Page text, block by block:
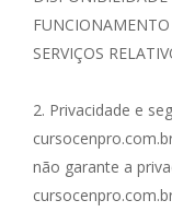
SERVIÇOS
2. Privacidade e
não garante a